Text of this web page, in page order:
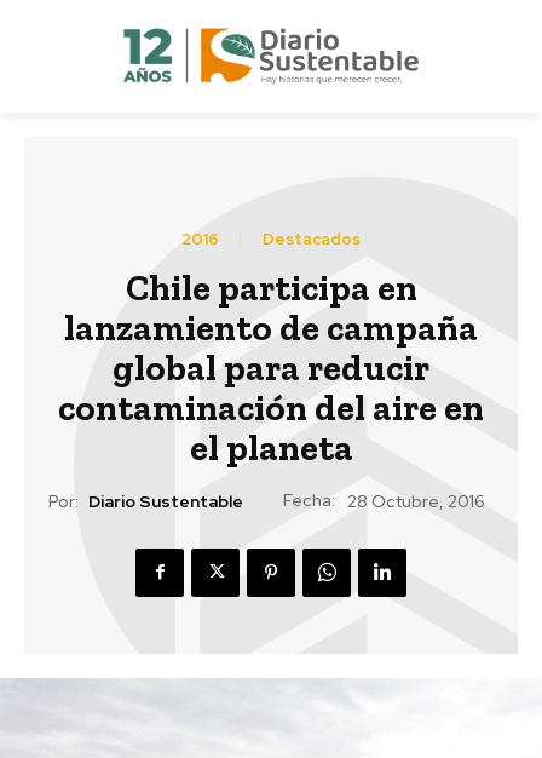
2016 Destacados
Chile participa en
lanzamiento de campaña
global para reducir
contaminación del aire en
el planeta
Por: Diario Sustentable Fecha: 28 Octubre, 2016